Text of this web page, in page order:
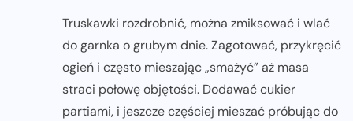
Truskawki rozdrobnić, można zmiksować i wlać
do garnka o grubym dnie. Zagotować, przykręcić
ogień i często mieszając „smażyć” aż masa
straci połowę objętości. Dodawać cukier
partiami, i jeszcze częściej mieszać próbując do